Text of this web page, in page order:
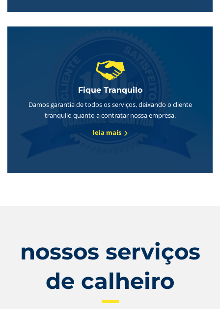
Fique Tranquilo
Damos garantia de todos os serviços, deixando o cliente
tranquilo quanto a contratar nossa empresa.
leia mais
nossos serviços
de calheiro